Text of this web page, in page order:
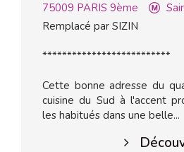
75009 PARIS 9ème
Remplacé par SIZIN
**************************
Cette bonne adresse du
cuisine du Sud à l'accent
les habitués dans une belle...